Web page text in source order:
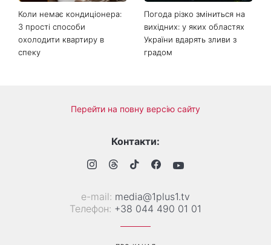
Коли немає кондиціонера:
3 прості способи
охолодити квартиру в
спеку
Погода різко зміниться на
вихідних: у яких областях
України вдарять зливи з
градом
Перейти на повну версію сайту
Контакти:
е-mail: media@1plus1.tv
Телефон: +38 044 490 01 01